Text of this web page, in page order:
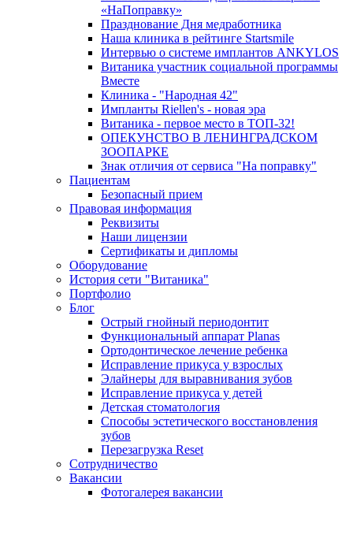
«НаПоправку»
Празднование Дня медработника
Наша клиника в рейтинге Startsmile
Интервью о системе имплантов ANKYLOS
Витаника участник социальной программы
Вместе
Клиника - "Народная 42"
Импланты Riellen's - новая эра
Витаника - первое место в ТОП-32!
ОПЕКУНСТВО В ЛЕНИНГРАДСКОМ
ЗООПАРКЕ
Знак отличия от сервиса "На поправку"
Пациентам
Безопасный прием
Правовая информация
Реквизиты
Наши лицензии
Сертификаты и дипломы
Оборудование
История сети "Витаника"
Портфолио
Блог
Острый гнойный периодонтит
Функциональный аппарат Planas
Ортодонтическое лечение ребенка
Исправление прикуса у взрослых
Элайнеры для выравнивания зубов
Исправление прикуса у детей
Детская стоматология
Способы эстетического восстановления
зубов
Перезагрузка Reset
Сотрудничество
Вакансии
Фотогалерея вакансии